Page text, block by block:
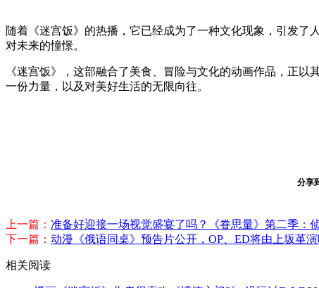
随着《迷宫饭》的热播，它已经成为了一种文化现象，引发
对未来的憧憬。
《迷宫饭》，这部融合了美食、冒险与文化的动画作品，正
一份力量，以及对美好生活的无限向往。
分享
上一篇： 准备好迎接一场视觉盛宴了吗？《眷思量》第二季：
下一篇： 动漫《俄语同桌》预告片公开，OP、ED将由上坂堇演
相关阅读